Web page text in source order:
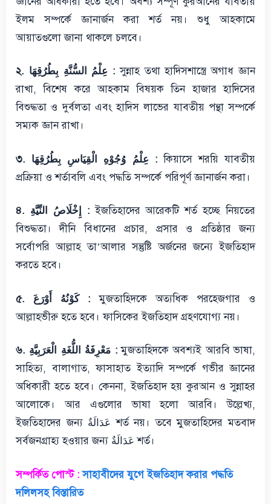
ইলম সম্পর্কে জ্ঞানার্জন করা শর্ত নয়। শুধু আহকামে
আয়াতগুলো জানা থাকলে চলবে।
২. عِلْمُ السُّنَّةِ بِطُرُقِهَا : সুন্নাহ তথা হাদিসশাস্ত্রে অগাধ জ্ঞান
রাখা, বিশেষ করে আহকাম বিষয়ক তিন হাজার হাদিসের
বিশুদ্ধতা ও দুর্বলতা এবং হাদিস লাভের যাবতীয় পন্থা সম্পর্কে
সম্যক জ্ঞান রাখা।
৩. عِلْمُ وُجُوْهِ الْقِيَاسِ بِطُرُقِهَا :কিয়াসে শরয়ি যাবতীয়
প্রক্রিয়া ও শর্তাবলি এবং পদ্ধতি সম্পর্কে পরিপূর্ণ জ্ঞানার্জন করা।
৪. إِخْلَاصُ النِّيَّةِ :ইজতিহাদের আরেকটি শর্ত হচ্ছে নিয়তের
বিশুদ্ধতা। দীনি বিধানের প্রচার, প্রসার ও প্রতিষ্ঠার জন্য
সর্বোপরি আল্লাহ তা’আলার সন্তুষ্টি অর্জনের জন্যে ইজতিহাদ
করতে হবে।
৫. كَوْنُهُ أَوْرَعَ : মুজতাহিদকে অত্যধিক পরহেজগার ও
আল্লাহভীরু হতে হবে। ফাসিকের ইজতিহাদ গ্রহণযোগ্য নয়।
৬. مَعْرِفَةُ اللُّغَةِ الْعَرَبِيَّةِ :মুজতাহিদকে অবশ্যই আরবি ভাষা,
সাহিত্য, বালাগাত, ফাসাহাত ইত্যাদি সম্পর্কে গভীর জ্ঞানের
অধিকারী হতে হবে। কেননা, ইজতিহাদ হয় কুরআন ও সুন্নাহর
আলোকে। আর এগুলোর ভাষা হলো আরবি। উল্লেখ্য,
ইজতিহাদের জন্য عَدَالَةٌ শর্ত নয়। তবে মুজতাহিদের মতবাদ
সর্বজনগ্রাহ্য হওয়ার জন্য عَدَالَةٌ শর্ত।
সম্পর্কিত পোস্ট : সাহাবীদের যুগে ইজতিহাদ করার পদ্ধতি
দলিলসহ বিস্তারিত